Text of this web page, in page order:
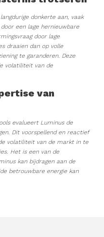
donkerte aan, vaak
een lage hernieuwbare
door lage
draaien dan op volle
te garanderen. Deze
volatiliteit van de
van
evalueert Luminus de
Dit voorspellend en reactief
volatiliteit van de markt in te
Het is een van de
kan bijdragen aan de
betrouwbare energie kan